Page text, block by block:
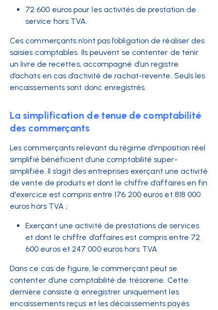
72 600 euros pour les activités de prestation de
service hors TVA.
Ces commerçants n’ont pas l’obligation de réaliser des
saisies comptables. Ils peuvent se contenter de tenir
un livre de recettes, accompagné d’un registre
d’achats en cas d’activité de rachat-revente. Seuls les
encaissements sont donc enregistrés.
La simplification de tenue de comptabilité
des commerçants
Les commerçants relevant du régime d’imposition réel
simplifié bénéficient d’une comptabilité super-
simplifiée. Il s’agit des entreprises exerçant une activité
de vente de produits et dont le chiffre d’affaires en fin
d'exercice est compris entre 176 200 euros et 818 000
euros hors TVA ;
Exerçant une activité de prestations de services
et dont le chiffre d’affaires est compris entre 72
600 euros et 247 000 euros hors TVA.
Dans ce cas de figure, le commerçant peut se
contenter d’une comptabilité de trésorerie. Cette
dernière consiste à enregistrer uniquement les
encaissements reçus et les décaissements payés